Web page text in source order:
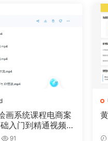
画系统课程电商案
入门到精通视频
91